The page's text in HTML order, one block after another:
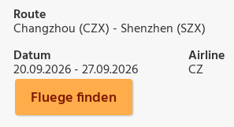
Route
Changzhou (CZX) - Shenzhen (SZX)
Datum
20.09.2026 - 27.09.2026
Airline
CZ
Fluege finden